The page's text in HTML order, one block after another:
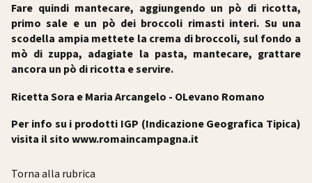
Fare quindi mantecare, aggiungendo un pò di ricotta,
primo sale e un pò dei broccoli rimasti interi. Su una
scodella ampia mettete la crema di broccoli, sul fondo a
mò di zuppa, adagiate la pasta, mantecare, grattare
ancora un pò di ricotta e servire.
Ricetta Sora e Maria Arcangelo - OLevano Romano
Per info su i prodotti IGP (Indicazione Geografica Tipica)
visita il sito www.romaincampagna.it
Torna alla rubrica